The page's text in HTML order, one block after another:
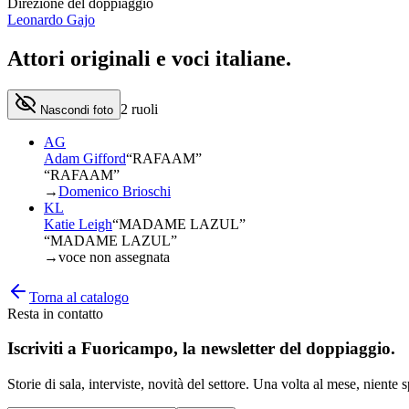
Leonardo Gajo
Attori originali e voci italiane.
Nascondi foto 2 ruoli
AG
Adam Gifford“RAFAAM”
“RAFAAM”
→Domenico Brioschi
KL
Katie Leigh“MADAME LAZUL”
“MADAME LAZUL”
→voce non assegnata
Torna al catalogo
Resta in contatto
Iscriviti a Fuoricampo, la newsletter del doppiaggio.
Storie di sala, interviste, novità del settore. Una volta al mese, niente